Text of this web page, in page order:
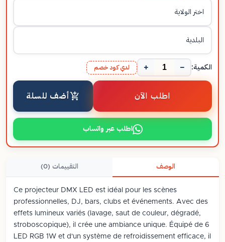
الكمية: −
+ لدي كود خصم
اطلب الآن أضف للسلة
اطلب عبر واتساب
الوصف التقييمات (0)
Ce projecteur DMX LED est idéal pour les scènes
professionnelles, DJ, bars, clubs et événements. Avec des
effets lumineux variés (lavage, saut de couleur, dégradé,
stroboscopique), il crée une ambiance unique. Équipé de 6
LED RGB 1W et d'un système de refroidissement efficace, il